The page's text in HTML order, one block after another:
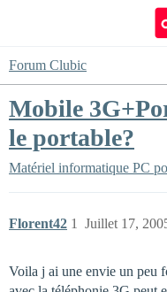
Forum Clubic
Mobile
le portable?
Matériel informatique PC
Florent42 Juillet 17,
1
Voila j ai une envie un peu